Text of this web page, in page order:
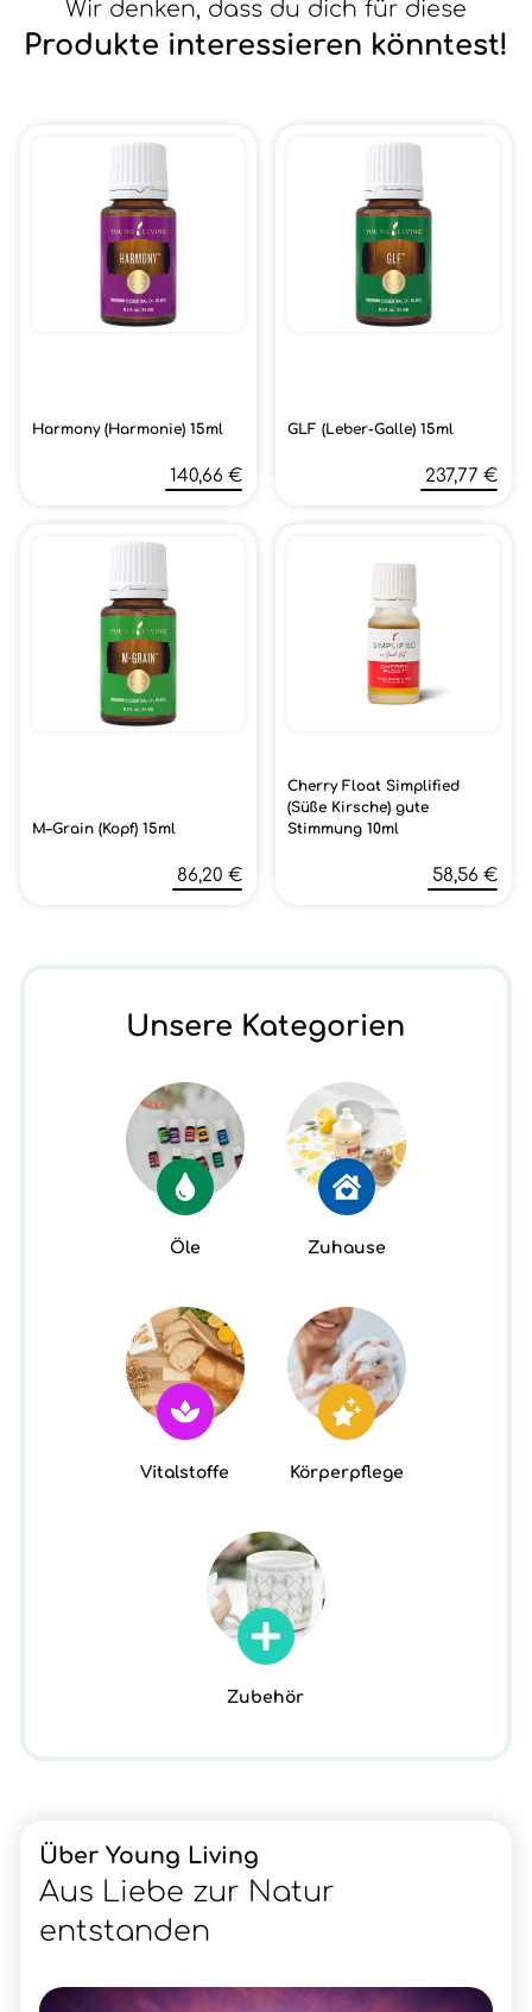
Wir denken, dass du dich für diese
Produkte interessieren könntest!
Harmony (Harmonie) 15ml
140,66 €
GLF (Leber-Galle) 15ml
237,77 €
M–Grain (Kopf) 15ml
86,20 €
Cherry Float Simplified
(Süße Kirsche) gute
Stimmung 10ml
58,56 €
Unsere Kategorien
Öle Zuhause
Vitalstoffe Körperpflege
Zubehör
Über Young Living
Aus Liebe zur Natur
entstanden